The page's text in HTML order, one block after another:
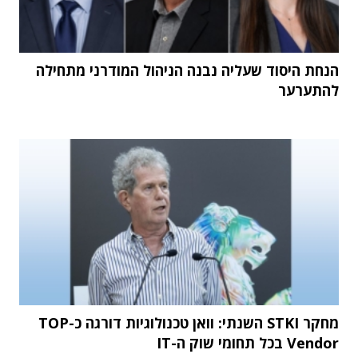
הנחת היסוד שעליה נבנה הניהול המודרני מתחילה
להתערער
מחקר STKI השנתי: וואן טכנולוגיות דורגה כ-TOP
Vendor בכל תחומי שוק ה-IT